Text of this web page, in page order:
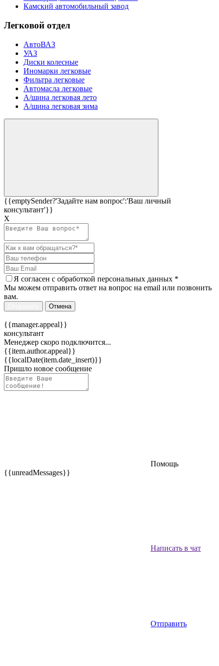
Камский автомобильный завод
Легковой отдел
АвтоВАЗ
УАЗ
Диски колесные
Иномарки легковые
Фильтра легковые
Автомасла легковые
А/шина легковая лето
А/шина легковая зима
{{emptySender?'Задайте нам вопрос':'Ваш личный
консультант'}}
Х
Я согласен c обработкой персональных данных *
Мы можем отправить ответ на вопрос на email или позвонить
вам.
Отмена
{{manager.appeal}}
консультант
Менеджер скоро подключится...
{{item.author.appeal}}
{{localDate(item.date_insert)}}
Пришло новое сообщение
Помощь
{{unreadMessages}}
Написать в чат
Отправить